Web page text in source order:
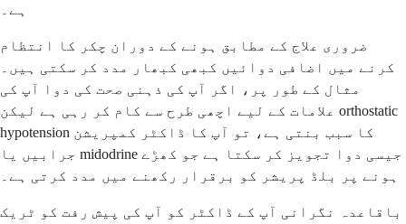
ہے۔
ضروری علاج کے مطابق ہونے کے دوران چکر کا انتظام
کرنے میں اضافی دوائیں کبھی کبھار مدد کر سکتی ہیں۔
مثال کے طور پر، اگر آپ کی ذہنی صحت کی دوا آپ کی
علامات کے لیے اچھی طرح سے کام کر رہی ہے لیکن orthostatic
hypotension کا سبب بنتی ہے، تو آپ کا ڈاکٹر کمپریشن
جرابیں یا midodrine جیسی دوا تجویز کر سکتا ہے جو کھڑے
ہونے پر بلڈ پریشر کو برقرار رکھنے میں مدد کرتی ہے۔
باقاعدہ نگرانی آپ کے ڈاکٹر کو آپ کی پیش رفت کو ٹریک